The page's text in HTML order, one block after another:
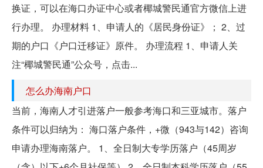
换证，可以在海口办证中心或者椰城警民通官方微信上进
行办理。 办理材料 1、申请人的《居民身份证》； 2、过
期的户口《户口迁移证》原件。 办理流程 1、申请人关
注“椰城警民通”公众号，点击...
怎么办海南户口
当前，海南人才引进落户一般参考海口和三亚城市。落户
条件可以归纳为： 海口落户条件，+微（943与142）咨询
申请办理海南落户。 1、全日制大专学历落户（45周岁